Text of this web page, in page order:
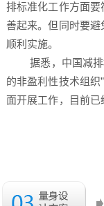
排标准化工作方面要
善起来。但同时要
顺利实施。
据悉，中国减排标
的非盈利性技术组
面开展工作，目前